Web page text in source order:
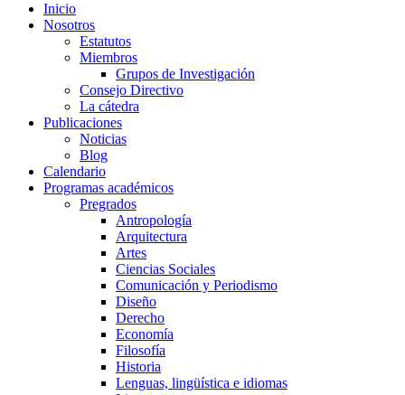
Inicio
Nosotros
Estatutos
Miembros
Grupos de Investigación
Consejo Directivo
La cátedra
Publicaciones
Noticias
Blog
Calendario
Programas académicos
Pregrados
Antropología
Arquitectura
Artes
Ciencias Sociales
Comunicación y Periodismo
Diseño
Derecho
Economía
Filosofía
Historia
Lenguas, lingüística e idiomas